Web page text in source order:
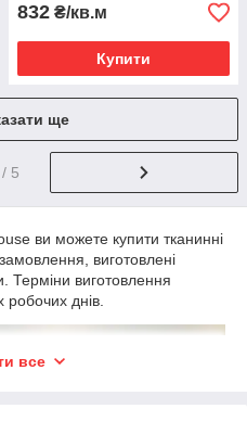
832 ₴/кв.м
Купити
ще
/ 5
ви можете купити тканинні
виготовлені
Терміни виготовлення
робочих днів.
все